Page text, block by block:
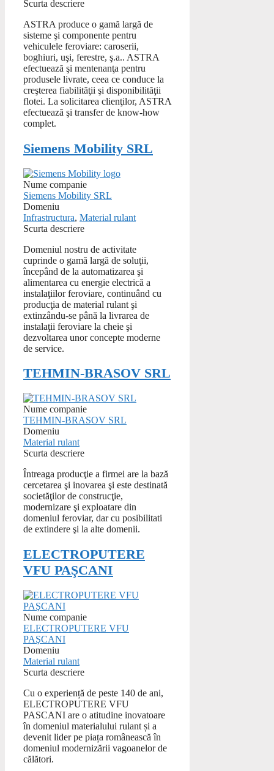
Scurta descriere
ASTRA produce o gamă largă de
sisteme şi componente pentru
vehiculele feroviare: caroserii,
boghiuri, uşi, ferestre, ş.a.. ASTRA
efectuează şi mentenanţa pentru
produsele livrate, ceea ce conduce la
creşterea fiabilităţii şi disponibilităţii
flotei. La solicitarea clienţilor, ASTRA
efectuează şi transfer de know-how
complet.
Siemens Mobility SRL
Nume companie
Siemens Mobility SRL
Domeniu
Infrastructura, Material rulant
Scurta descriere
Domeniul nostru de activitate
cuprinde o gamă largă de soluţii,
începând de la automatizarea şi
alimentarea cu energie electrică a
instalaţiilor feroviare, continuând cu
producţia de material rulant şi
extinzându-se până la livrarea de
instalaţii feroviare la cheie şi
dezvoltarea unor concepte moderne
de service.
TEHMIN-BRASOV SRL
Nume companie
TEHMIN-BRASOV SRL
Domeniu
Material rulant
Scurta descriere
Întreaga producţie a firmei are la bază
cercetarea şi inovarea şi este destinată
societăţilor de construcţie,
modernizare şi exploatare din
domeniul feroviar, dar cu posibilitati
de extindere şi la alte domenii.
ELECTROPUTERE
VFU PAŞCANI
Nume companie
ELECTROPUTERE VFU
PAŞCANI
Domeniu
Material rulant
Scurta descriere
Cu o experiență de peste 140 de ani,
ELECTROPUTERE VFU
PASCANI are o atitudine inovatoare
în domeniul materialului rulant și a
devenit lider pe piața românească în
domeniul modernizării vagoanelor de
călători.